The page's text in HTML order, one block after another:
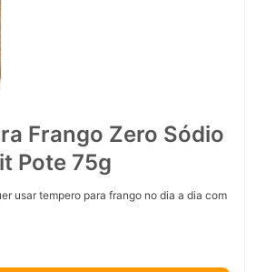
Frango Zero Sódio
Pote 75g
usar tempero para frango no dia a dia com